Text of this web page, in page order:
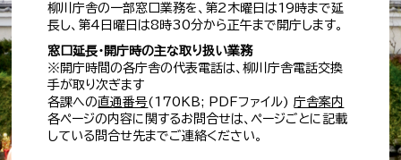
柳川庁舎の一部窓口業務を、第2木曜日は19時まで延
長し、第4日曜日は8時30分から正午まで開庁します。
窓口延長・開庁時の主な取り扱い業務
※開庁時間の各庁舎の代表電話は、柳川庁舎電話交換
手が取り次ぎます
各課への直通番号(170KB; PDFファイル)庁舎案内
各ページの内容に関するお問合せは、ページごとに記載
している問合せ先までご連絡ください。